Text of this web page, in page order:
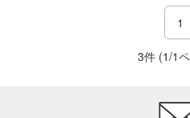
1
3件 (1/1ペ